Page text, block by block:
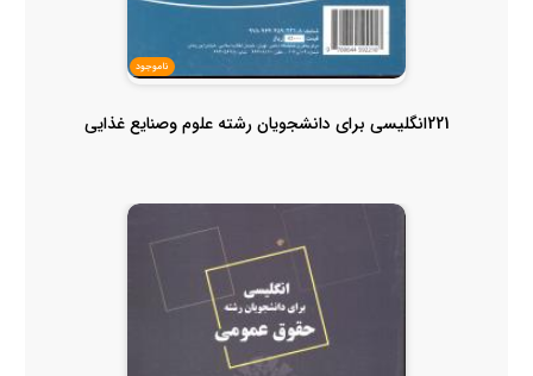
ناموجود
221انگلیسی برای دانشجویان رشته علوم وصنایع غذایی